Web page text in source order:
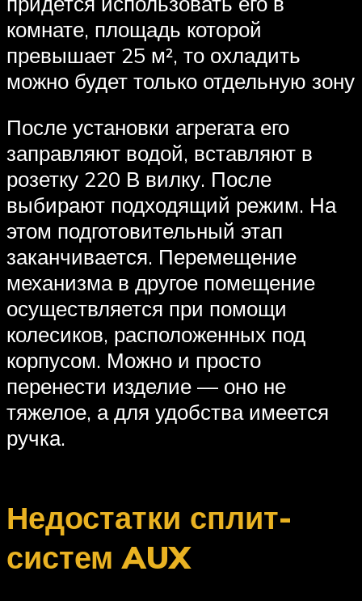
комнате‚ площадь которой
превышает 25 м²‚ то охладить
можно будет только отдельную зону
После установки агрегата его
заправляют водой‚ вставляют в
розетку 220 В вилку. После
выбирают подходящий режим. На
этом подготовительный этап
заканчивается. Перемещение
механизма в другое помещение
осуществляется при помощи
колесиков‚ расположенных под
корпусом. Можно и просто
перенести изделие — оно не
тяжелое‚ а для удобства имеется
ручка.
Недостатки сплит-
систем AUX